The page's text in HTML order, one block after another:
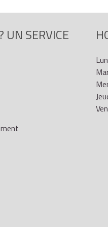
l'exercice d'une profession
nature réalisés au cours de
de l'année d'imposition et
UN SERVICE